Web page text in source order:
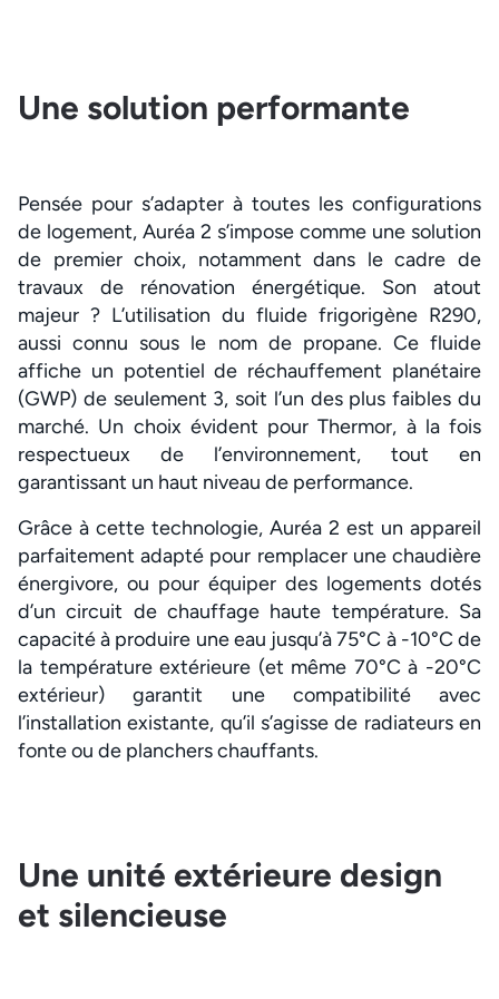
Une solution performante
Pensée pour s’adapter à toutes les configurations
de logement, Auréa 2 s’impose comme une solution
de premier choix, notamment dans le cadre de
travaux de rénovation énergétique. Son atout
majeur ? L’utilisation du fluide frigorigène R290,
aussi connu sous le nom de propane. Ce fluide
affiche un potentiel de réchauffement planétaire
(GWP) de seulement 3, soit l’un des plus faibles du
marché. Un choix évident pour Thermor, à la fois
respectueux de l’environnement, tout en
garantissant un haut niveau de performance.
Grâce à cette technologie, Auréa 2 est un appareil
parfaitement adapté pour remplacer une chaudière
énergivore, ou pour équiper des logements dotés
d’un circuit de chauffage haute température. Sa
capacité à produire une eau jusqu’à 75°C à -10°C de
la température extérieure (et même 70°C à -20°C
extérieur) garantit une compatibilité avec
l’installation existante, qu’il s’agisse de radiateurs en
fonte ou de planchers chauffants.
Une unité extérieure design
et silencieuse